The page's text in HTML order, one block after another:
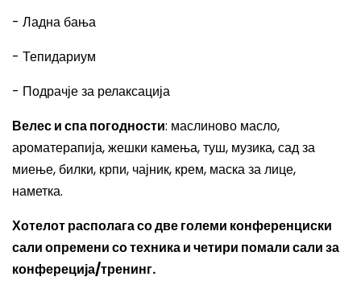
- Ладна бања
- Тепидариум
- Подрачје за релаксација
Велес и спа погодности: маслиново масло,
ароматерапија, жешки камења, туш, музика, сад за
миење, билки, крпи, чајник, крем, маска за лице,
наметка.
Хотелот располага со две големи конференциски
сали опремени со техника и четири помали сали за
конфереција/тренинг.